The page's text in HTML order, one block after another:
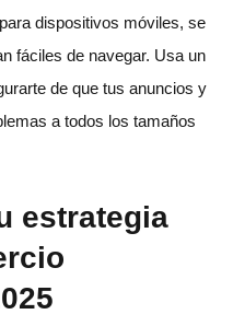
dispositivos móviles, se
fáciles de navegar. Usa un
de que tus anuncios y
a todos los tamaños
estrategia